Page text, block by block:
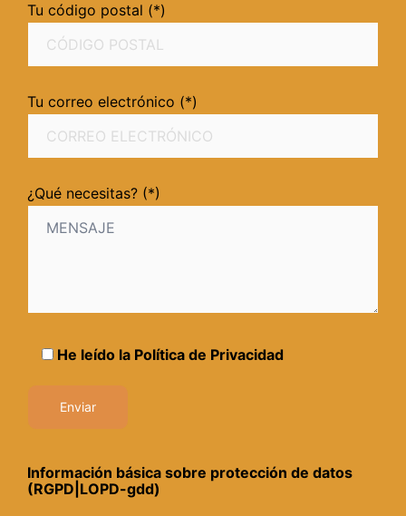
Tu código postal (*)
Tu correo electrónico (*)
¿Qué necesitas? (*)
He leído la Política de Privacidad
Información básica sobre protección de datos
(RGPD|LOPD-gdd)